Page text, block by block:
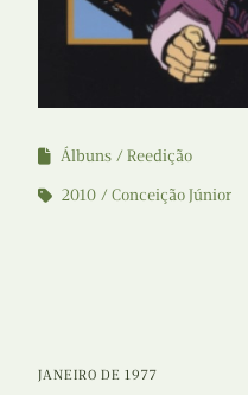
Álbuns
Reedição
2010
Conceição Júnior
JANEIRO DE 1977